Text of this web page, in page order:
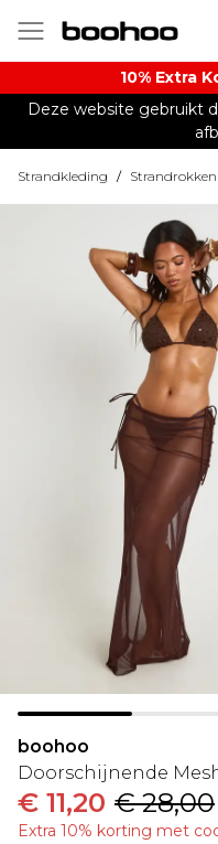
10% Extra
Deze website gebruikt
Strandkleding / Strandrokken
boohoo
Doorschijnende
€ 11,20 € 28,00
Extra 10% korting met